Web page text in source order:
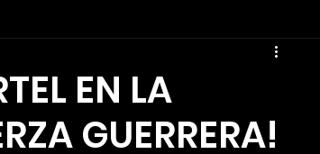
EN LA
GUERRERA!